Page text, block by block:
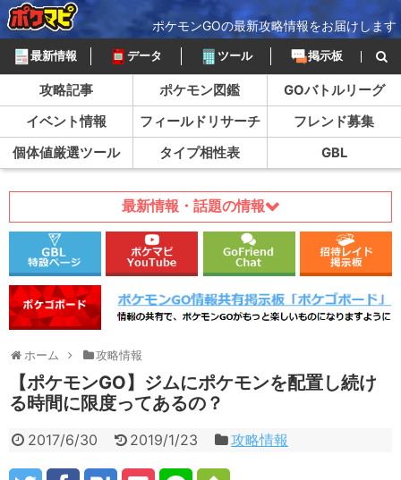
ポケモンGOの最新攻略情報をお届けします
最新情報 データ ツール 掲示板
攻略記事 ポケモン図鑑
GOバトルリーグ
イベント情報
フィールドリサーチ
フレンド募集
個体値厳選ツール
タイプ相性表 GBL
最新情報・話題の情報
ホーム 攻略情報
【ポケモンGO】ジムにポケモンを配置し続け
る時間に限度ってあるの？
2017/6/30 2019/1/23 攻略情報